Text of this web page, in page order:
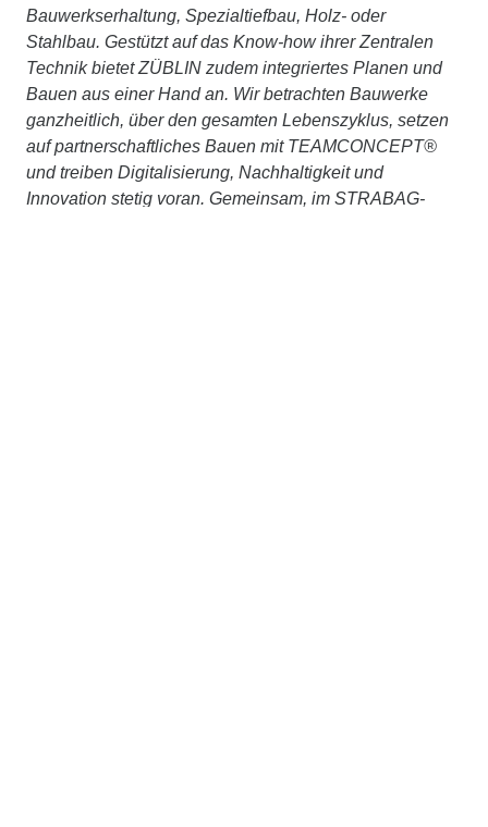
Bauwerkserhaltung, Spezialtiefbau, Holz- oder
Stahlbau. Gestützt auf das Know-how ihrer Zentralen
Technik bietet ZÜBLIN zudem integriertes Planen und
Bauen aus einer Hand an. Wir betrachten Bauwerke
ganzheitlich, über den gesamten Lebenszyklus, setzen
auf partnerschaftliches Bauen mit TEAMCONCEPT®
und treiben Digitalisierung, Nachhaltigkeit und
Innovation stetig voran. Gemeinsam, im STRABAG-